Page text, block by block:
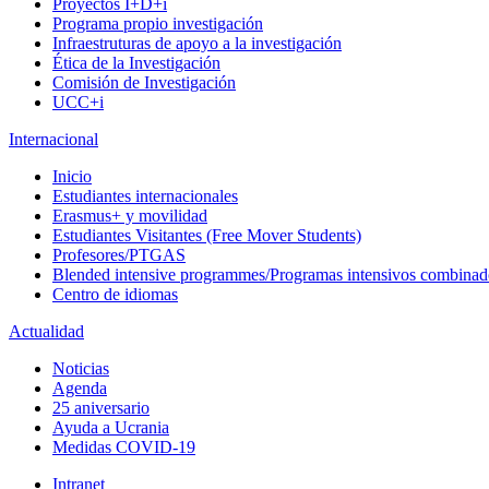
Proyectos I+D+i
Programa propio investigación
Infraestruturas de apoyo a la investigación
Ética de la Investigación
Comisión de Investigación
UCC+i
Internacional
Inicio
Estudiantes internacionales
Erasmus+ y movilidad
Estudiantes Visitantes (Free Mover Students)
Profesores/PTGAS
Blended intensive programmes/Programas intensivos
Centro de idiomas
Actualidad
Noticias
Agenda
25 aniversario
Ayuda a Ucrania
Medidas COVID-19
Intranet